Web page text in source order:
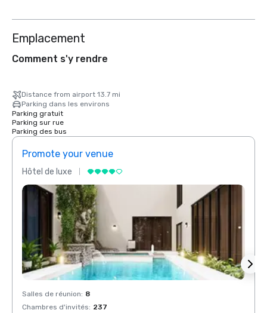
Emplacement
Comment s'y rendre
Distance from airport 13.7 mi
Parking dans les environs
Parking gratuit
Parking sur rue
Parking des bus
Promote your venue
Hôtel de luxe
Salles de réunion: 8
Chambres d'invités: 237